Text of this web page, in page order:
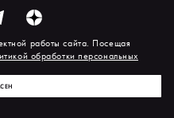
работы сайта. Посещая
обработки персональных